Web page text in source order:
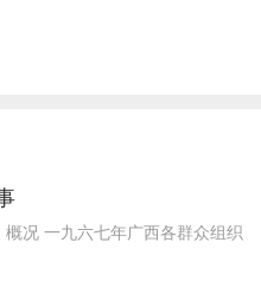
况 一九六七年广西各群众组织